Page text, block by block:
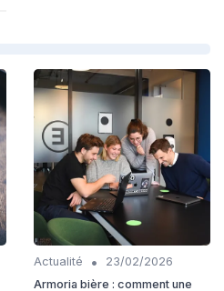
Actualité •
23/02/2026
Armoria bière : comment une